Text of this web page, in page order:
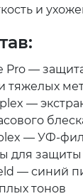
и
Pro —
тяжелых
—
— УФ-
для защиты
— синий
тонов